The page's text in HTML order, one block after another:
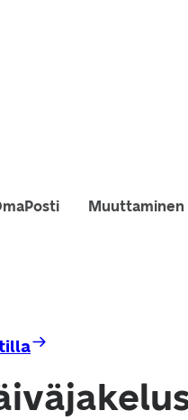
Muuttaminen